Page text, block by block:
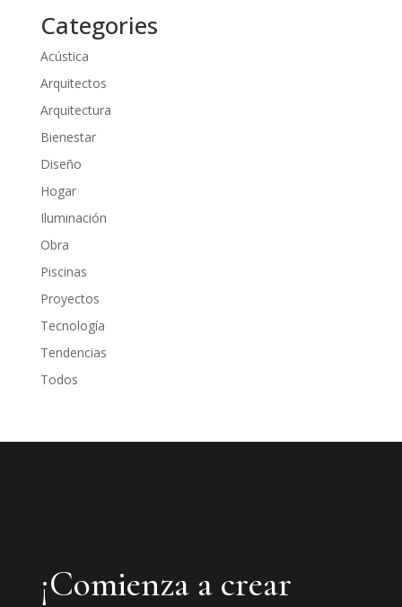
Categories
Acústica
Arquitectos
Arquitectura
Bienestar
Diseño
Hogar
Iluminación
Obra
Piscinas
Proyectos
Tecnología
Tendencias
Todos
¡Comienza a crear